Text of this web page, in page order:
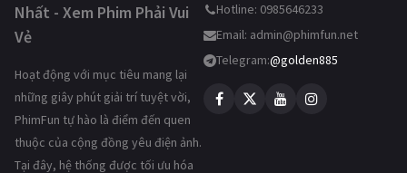
Nhất - Xem Phim Phải Vui
Vẻ
Hoạt động với mục tiêu mang lại
những giây phút giải trí tuyệt vời,
PhimFun tự hào là điểm đến quen
thuộc của cộng đồng yêu điện ảnh.
Tại đây, hệ thống được tối ưu hóa
Hotline: 0985646233
Email: admin@phimfun.net
Telegram:@golden885